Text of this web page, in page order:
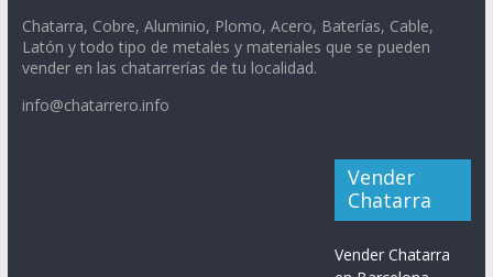
Chatarra, Cobre, Aluminio, Plomo, Acero, Baterías, Cable,
Latón y todo tipo de metales y materiales que se pueden
vender en las chatarrerías de tu localidad.
info@chatarrero.info
Vender
Chatarra
Vender Chatarra